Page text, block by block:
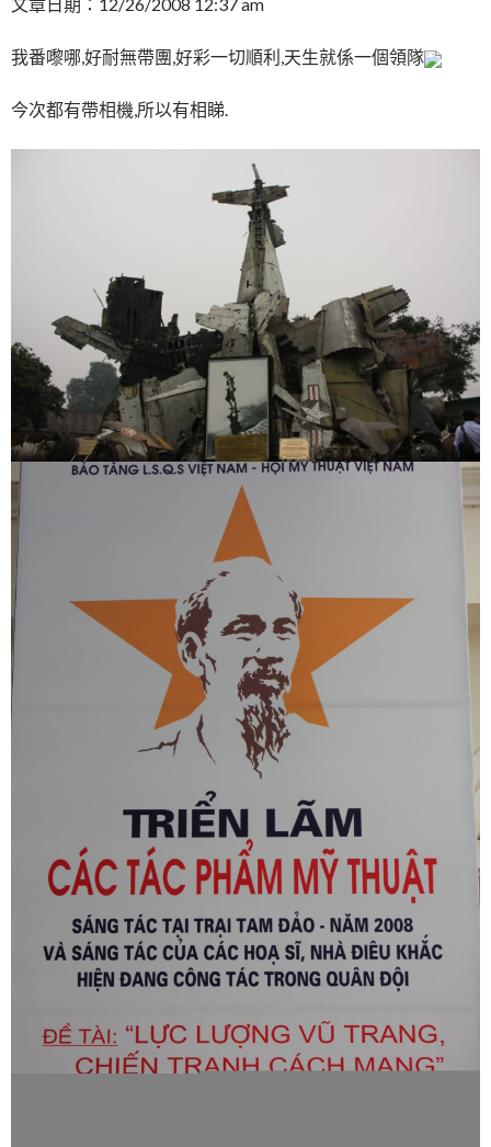
我番嚟哪,好耐無帶團,好彩一切順利,天生就係一個領隊
今次都有帶相機,所以有相睇.